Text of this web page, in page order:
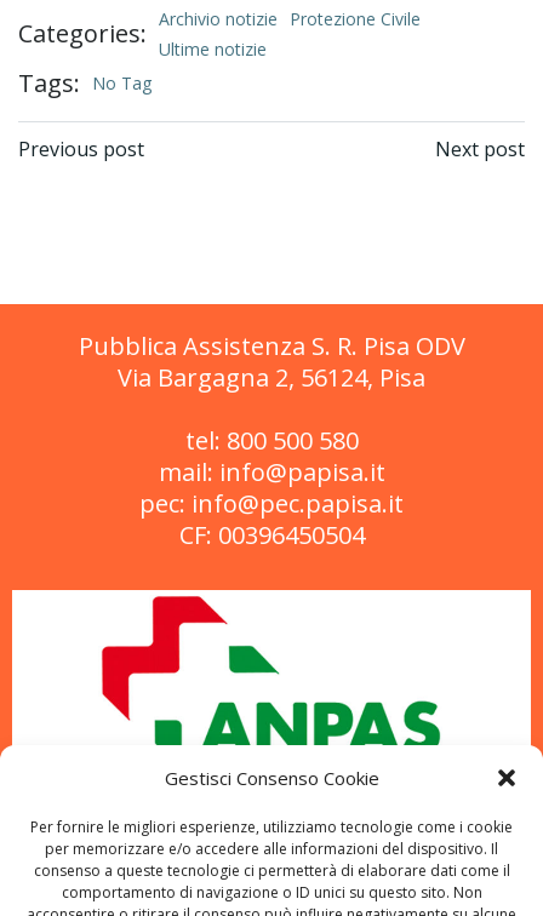
Gestisci Consenso Cookie
Per fornire le migliori esperienze, utilizziamo tecnologie come i cookie
per memorizzare e/o accedere alle informazioni del dispositivo. Il
consenso a queste tecnologie ci permetterà di elaborare dati come il
comportamento di navigazione o ID unici su questo sito. Non
Categories: Archivio notizie
Protezione Civile
Ultime notizie
Tags: No Tag
Post
Previous post Next post
Pubblica Assistenza S. R. Pisa ODV
Via Bargagna 2, 56124, Pisa
tel: 800 500 580
mail: info@papisa.it
pec: info@pec.papisa.it
CF: 00396450504